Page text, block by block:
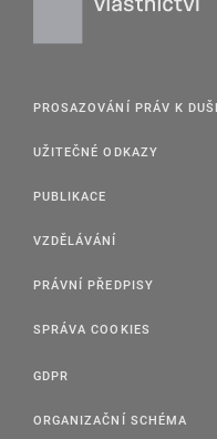
PROSAZOVÁNÍ PRÁV K
UŽITEČNÉ ODKAZY
PUBLIKACE
VZDĚLÁVÁNÍ
PRÁVNÍ PŘEDPISY
SPRÁVA COOKIES
GDPR
ORGANIZAČNÍ SCHÉMA